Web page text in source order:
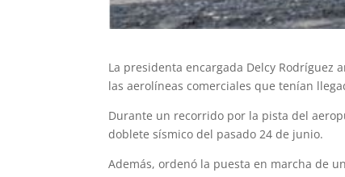
La presidenta encargada Delcy
las aerolíneas comerciales que tenían
Durante un recorrido por la pista del
doblete sísmico del pasado 24 de junio.
Además, ordenó la puesta en marcha de